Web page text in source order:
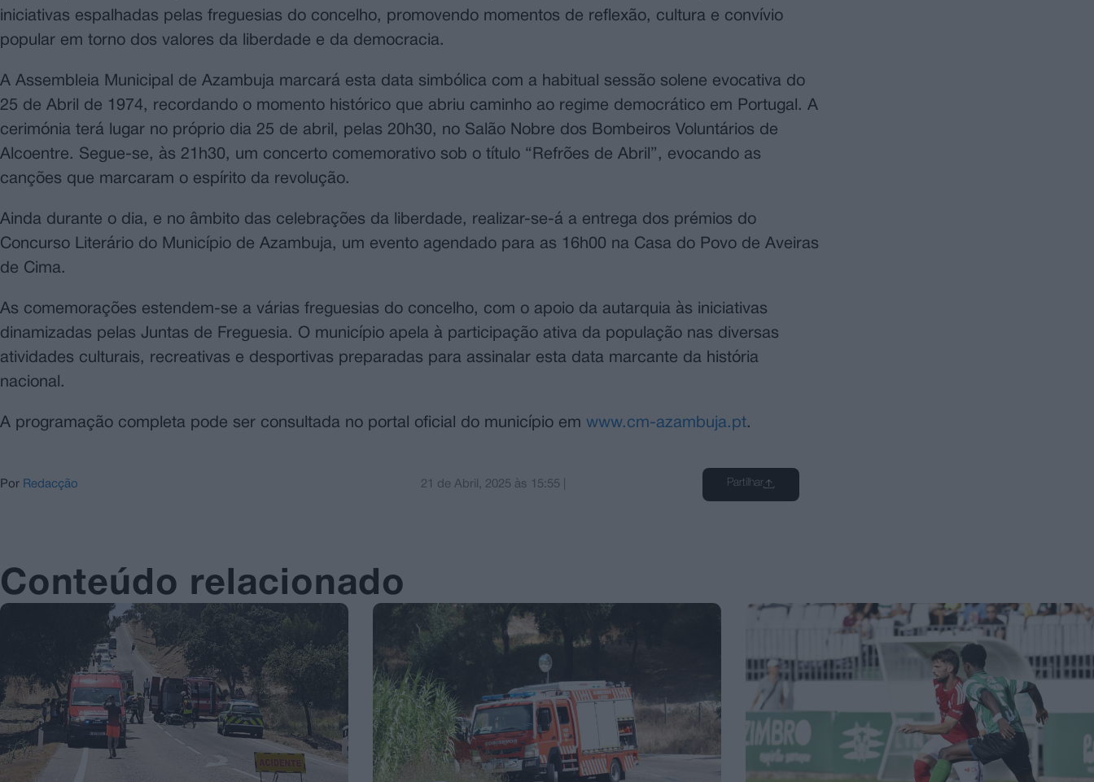
iniciativas espalhadas pelas freguesias do concelho, promovendo momentos de reflexão, cultura e convívio
popular em torno dos valores da liberdade e da democracia.
A Assembleia Municipal de Azambuja marcará esta data simbólica com a habitual sessão solene evocativa do
25 de Abril de 1974, recordando o momento histórico que abriu caminho ao regime democrático em Portugal. A
cerimónia terá lugar no próprio dia 25 de abril, pelas 20h30, no Salão Nobre dos Bombeiros Voluntários de
Alcoentre. Segue-se, às 21h30, um concerto comemorativo sob o título “Refrões de Abril”, evocando as
canções que marcaram o espírito da revolução.
Ainda durante o dia, e no âmbito das celebrações da liberdade, realizar-se-á a entrega dos prémios do
Concurso Literário do Município de Azambuja, um evento agendado para as 16h00 na Casa do Povo de Aveiras
de Cima.
As comemorações estendem-se a várias freguesias do concelho, com o apoio da autarquia às iniciativas
dinamizadas pelas Juntas de Freguesia. O município apela à participação ativa da população nas diversas
atividades culturais, recreativas e desportivas preparadas para assinalar esta data marcante da história
nacional.
A programação completa pode ser consultada no portal oficial do município em www.cm-azambuja.pt.
Por Redacção 21 de Abril, 2025 às 15:55 Partilhar
Conteúdo relacionado